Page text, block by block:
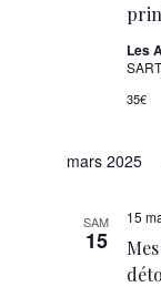
Les
35€
mars 2025
SAM
15
15